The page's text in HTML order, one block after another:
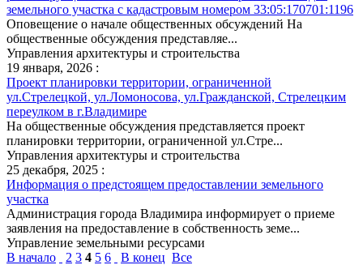
земельного участка с кадастровым номером 33:05:170701:1196
Оповещение о начале общественных обсуждений На
общественные обсуждения представляе...
Управления архитектуры и строительства
19 января, 2026 :
Проект планировки территории, ограниченной
ул.Стрелецкой, ул.Ломоносова, ул.Гражданской, Стрелецким
переулком в г.Владимире
На общественные обсуждения представляется проект
планировки территории, ограниченной ул.Стре...
Управления архитектуры и строительства
25 декабря, 2025 :
Информация о предстоящем предоставлении земельного
участка
Администрация города Владимира информирует о приеме
заявления на предоставление в собственность земе...
Управление земельными ресурсами
В начало
2 3 4 5 6 В конец Все